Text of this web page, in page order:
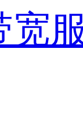
宽